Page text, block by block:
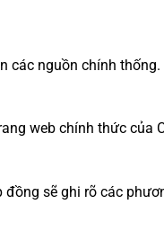
các nguồn chính
web chính thức của
sẽ ghi rõ các